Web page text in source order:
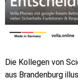
Die Kollegen von
aus Brandenburg